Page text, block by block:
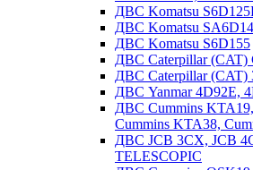
ДВС Komatsu
ДВС Komatsu
ДВС Komatsu S6D155
ДВС Caterpillar (CAT)
ДВС Caterpillar (CAT)
ДВС Yanmar 4D92E,
ДВС Cummins
Cummins KTA38,
ДВС JCB 3CX, JCB
TELESCOPIC